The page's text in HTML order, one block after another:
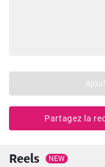
Partagez la
Reels NEW